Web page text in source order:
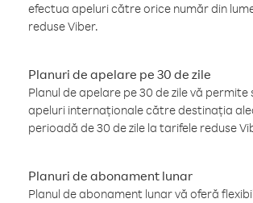
efectua apeluri către orice număr din
reduse Viber.
Planuri de apelare pe 30 de zile
Planul de apelare pe 30 de zile vă
apeluri internaționale către destinația
perioadă de 30 de zile la tarifele reduse
Planuri de abonament lunar
Planul de abonament lunar vă oferă